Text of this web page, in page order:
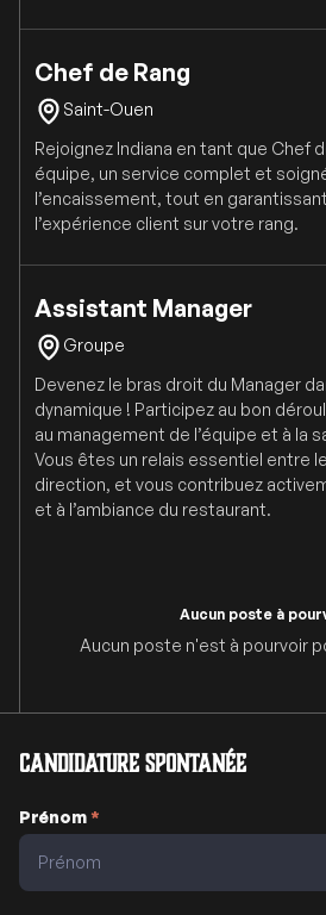
Chef de Rang
Saint-Ouen
Rejoignez Indiana en tant que Chef
équipe, un service complet et
l’encaissement, tout en
l’expérience client sur votre rang.
Assistant Manager
Groupe
Devenez le bras droit du Manager
dynamique ! Participez au bon
au management de l’équipe et à la
Vous êtes un relais essentiel entre
direction, et vous contribuez
et à l’ambiance du restaurant.
Aucun poste à
Aucun poste n'est à pourvoir
Candidature spontanée
Prénom*